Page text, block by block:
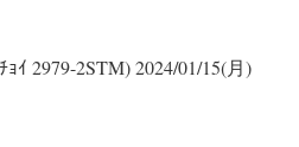
ｲ 2979-2STM)2024/01/15(月)